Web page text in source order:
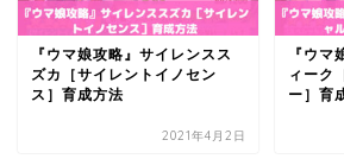
『ウマ娘攻略』サイレンスス
ズカ［サイレントイノセン
ス］育成方法
2021年4月2日
『ウマ
ィーク
ー］育